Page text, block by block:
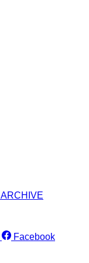
ARCHIVE
Facebook